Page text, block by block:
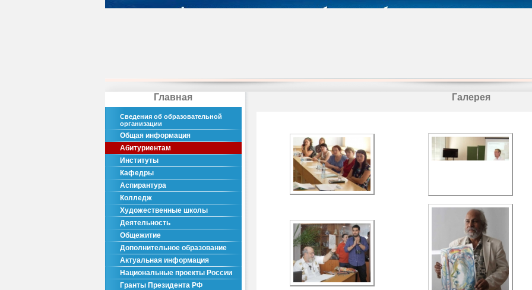
Главная
Сведения об образовательной
организации
Общая информация
Абитуриентам
Институты
Кафедры
Аспирантура
Колледж
Художественные школы
Деятельность
Общежитие
Дополнительное образование
Актуальная информация
Национальные проекты России
Гранты Президента РФ
Галерея